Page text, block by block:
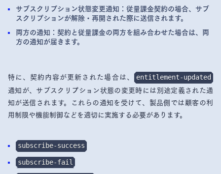
サブスクリプション状態変更通知 ：従量課金契約の場合、サブ
スクリプションが解除・再開された際に送信されます。
両方の通知 ：契約と従量課金の両方を組み合わせた場合は、両
方の通知が届きます。
特に、契約内容が更新された場合は、 entitlement-updated
通知が、サブスクリプション状態の変更時には別途定義された通
知が送信されます。これらの通知を受けて、製品側では顧客の利
用制限や機能制御などを適切に実施する必要があります。
subscribe-success
subscribe-fail